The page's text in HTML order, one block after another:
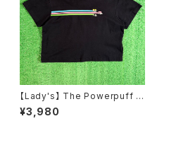
【Lady's】 The Powerpuff G
irls Tシャツ / ティーシャツ T-S
hirt 古着 レディース パワーパフ
¥3,980